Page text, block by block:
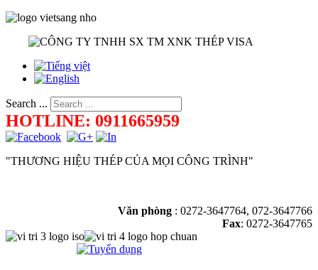
Search ...
HOTLINE: 0911665959
"THƯƠNG HIỆU THÉP CỦA MỌI CÔNG TRÌNH"
Văn phòng : 0272-3647764, 072-3647766
Fax: 0272-3647765